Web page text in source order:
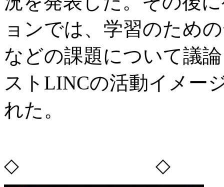
ョンでは、学習のため
などの課題について議
ストLINCの活動イメー
れた。
◇ ◇